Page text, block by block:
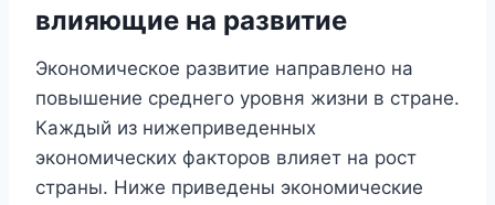
влияющие на развитие
Экономическое развитие направлено на
повышение среднего уровня жизни в стране.
Каждый из нижеприведенных
экономических факторов влияет на рост
страны. Ниже приведены экономические